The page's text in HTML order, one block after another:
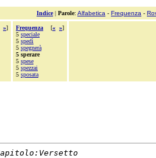
Indice| Parole: Alfabetica - Frequenza -
»]
Frequenza [« »]
5 speciale
5 spedì
5 spegnerà
5 sperare
5 spese
5 spezzai
5 sposata